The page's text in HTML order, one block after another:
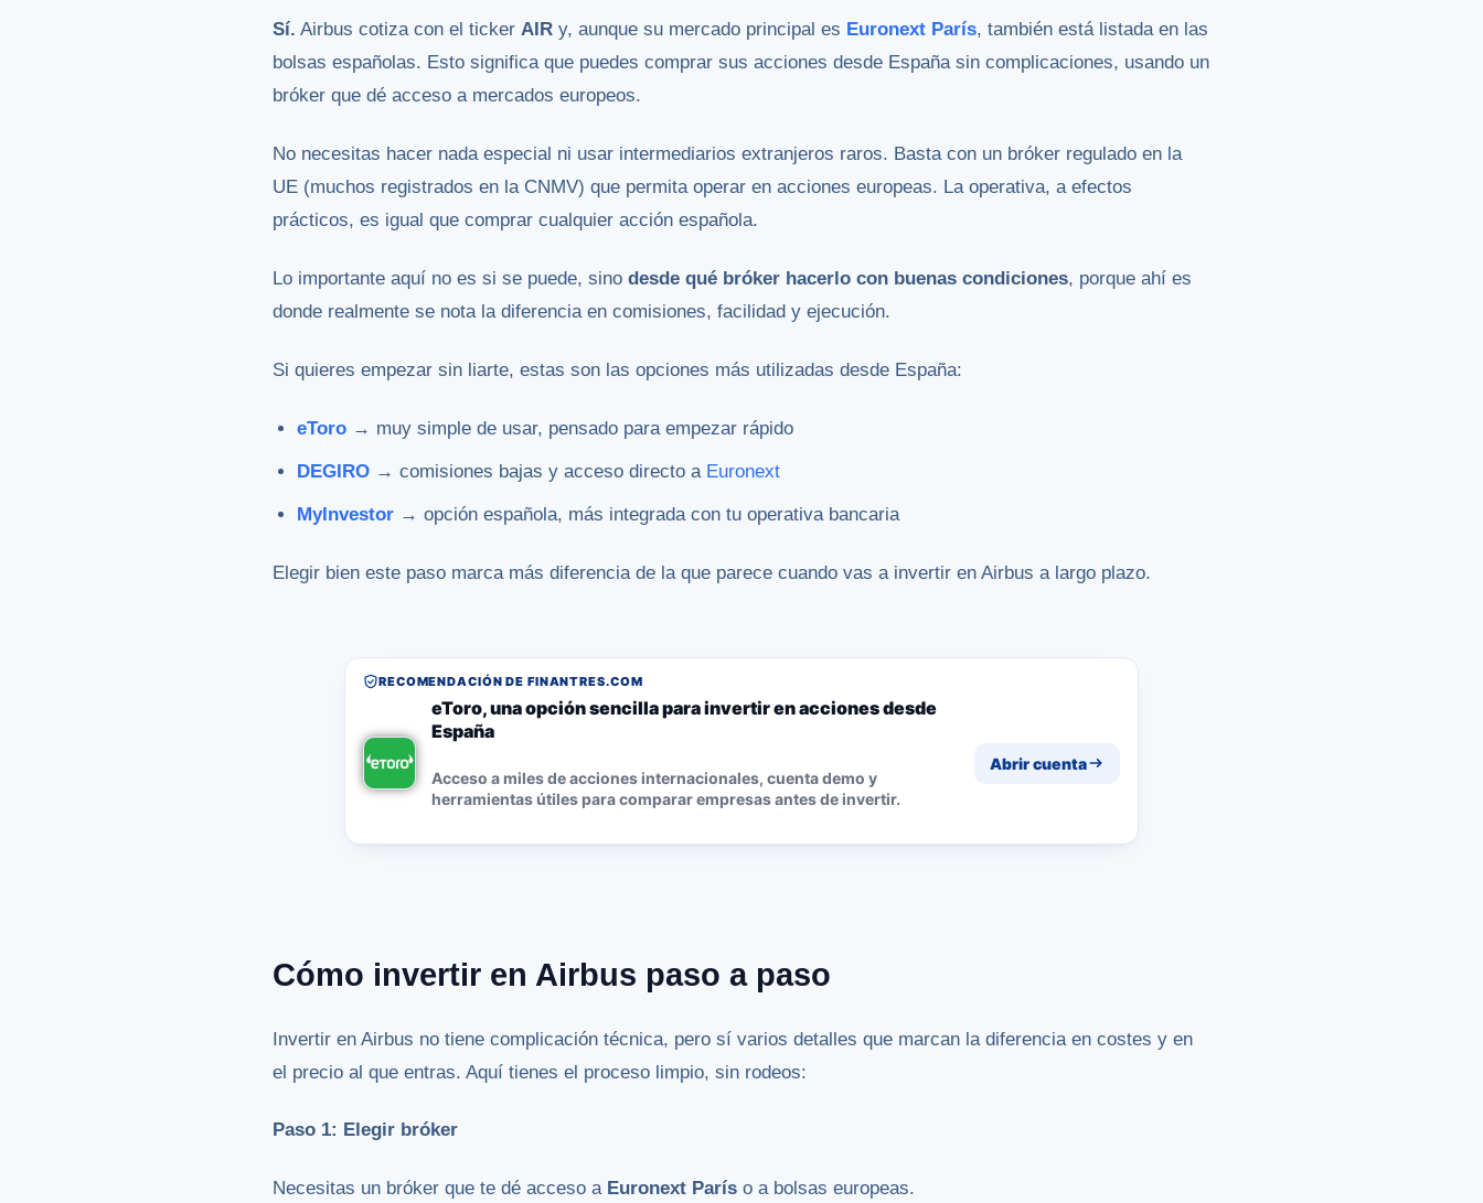
Sí. Airbus cotiza con el ticker AIR y, aunque su mercado principal es Euronext París, también está listada en las
bolsas españolas. Esto significa que puedes comprar sus acciones desde España sin complicaciones, usando un
bróker que dé acceso a mercados europeos.
No necesitas hacer nada especial ni usar intermediarios extranjeros raros. Basta con un bróker regulado en la
UE (muchos registrados en la CNMV) que permita operar en acciones europeas. La operativa, a efectos
prácticos, es igual que comprar cualquier acción española.
Lo importante aquí no es si se puede, sino desde qué bróker hacerlo con buenas condiciones, porque ahí es
donde realmente se nota la diferencia en comisiones, facilidad y ejecución.
Si quieres empezar sin liarte, estas son las opciones más utilizadas desde España:
eToro → muy simple de usar, pensado para empezar rápido
DEGIRO → comisiones bajas y acceso directo a Euronext
MyInvestor → opción española, más integrada con tu operativa bancaria
Elegir bien este paso marca más diferencia de la que parece cuando vas a invertir en Airbus a largo plazo.
RECOMENDACIÓN DE FINANTRES.COM
eToro, una opción sencilla para invertir en acciones desde
España
Acceso a miles de acciones internacionales, cuenta demo y
herramientas útiles para comparar empresas antes de invertir.
Abrir cuenta
Cómo invertir en Airbus paso a paso
Invertir en Airbus no tiene complicación técnica, pero sí varios detalles que marcan la diferencia en costes y en
el precio al que entras. Aquí tienes el proceso limpio, sin rodeos:
Paso 1: Elegir bróker
Necesitas un bróker que te dé acceso a Euronext París o a bolsas europeas.